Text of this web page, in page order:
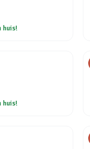
huis!
huis!